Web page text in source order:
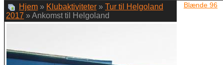
Blænde 96
Hjem » Klubaktiviteter » Tur til Helgoland
2017 » Ankomst til Helgoland